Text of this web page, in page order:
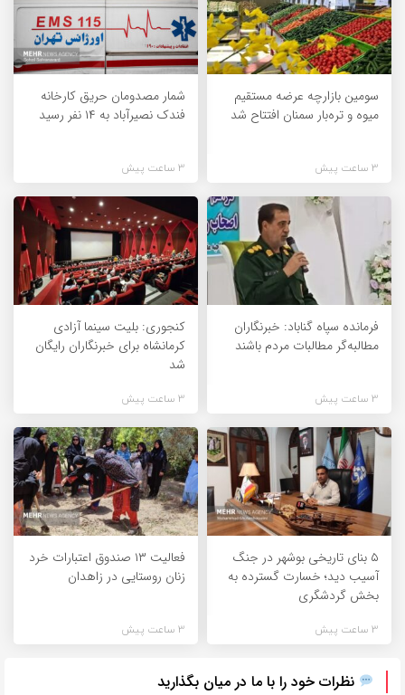
سومین بازارچه عرضه مستقیم
میوه و تره‌بار سمنان افتتاح شد
3 ساعت پیش
شمار مصدومان حریق کارخانه
فندک نصیرآباد به ۱۴ نفر رسید
3 ساعت پیش
فرمانده سپاه گناباد: خبرنگاران
مطالبه‌گر مطالبات مردم باشند
3 ساعت پیش
کنجوری: بلیت سینما آزادی
کرمانشاه برای خبرنگاران رایگان
شد
3 ساعت پیش
۵ بنای تاریخی بوشهر در جنگ
آسیب دید؛ خسارت گسترده به
بخش گردشگری
3 ساعت پیش
فعالیت ۱۳ صندوق اعتبارات خرد
زنان روستایی در زاهدان
3 ساعت پیش
نظرات خود را با ما در میان بگذارید